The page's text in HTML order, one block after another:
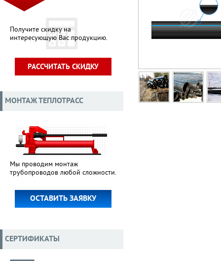
Получите скидку на
интересующую Вас продукцию.
РАССЧИТАТЬ СКИДКУ
МОНТАЖ ТЕПЛОТРАСС
Мы проводим монтаж
трубопроводов любой сложности.
ОСТАВИТЬ ЗАЯВКУ
СЕРТИФИКАТЫ